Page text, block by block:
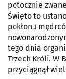
potocznie
Święto to
pokłonu
tego dnia
Trzech Króli. W
przyciągnął